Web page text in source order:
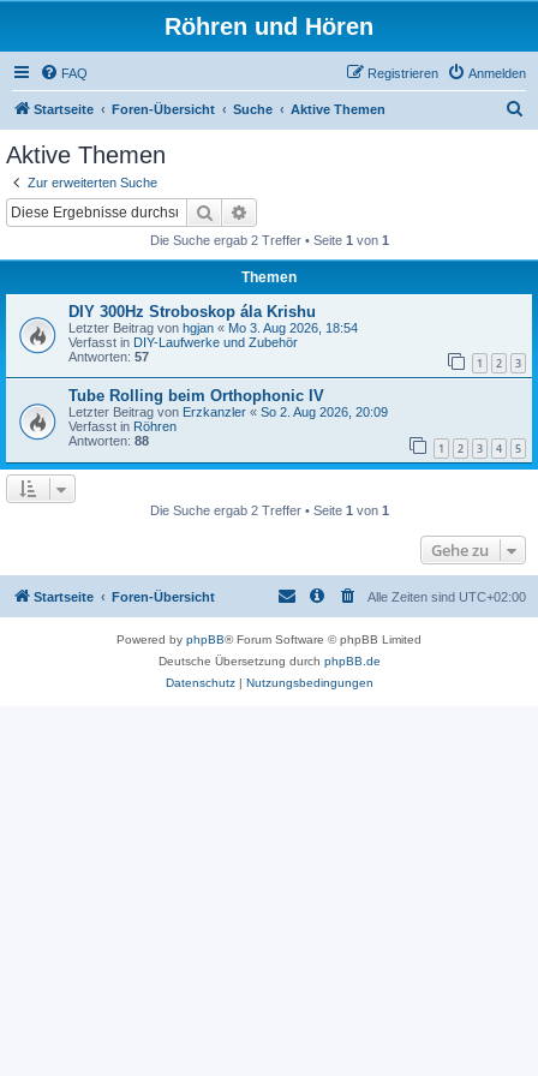
Röhren und Hören
FAQ Anmelden
Registrieren
Startseite Foren-Übersicht Suche Aktive Themen
Aktive Themen
Zur erweiterten Suche
Suche
Die Suche ergab 2 Treffer • Seite 1 von 1
Themen
DIY 300Hz Stroboskop ála Krishu
Letzter Beitrag von hgjan « Mo 3. Aug 2026, 18:54
Verfasst in DIY-Laufwerke und Zubehör
Antworten: 57 1 2 3
Tube Rolling beim Orthophonic IV
Letzter Beitrag von Erzkanzler « So 2. Aug 2026, 20:09
Verfasst in Röhren
Antworten: 88 1 2 3 4 5
Die Suche ergab 2 Treffer • Seite 1 von 1
Gehe zu
Startseite Foren-Übersicht Alle Zeiten sind UTC+02:00
Powered by phpBB® Forum Software © phpBB Limited
Deutsche Übersetzung durch phpBB.de
Datenschutz| Nutzungsbedingungen